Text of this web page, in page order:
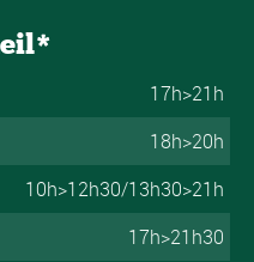
17h>21h
18h>20h
10h>12h30/13h30>21h
17h>21h30